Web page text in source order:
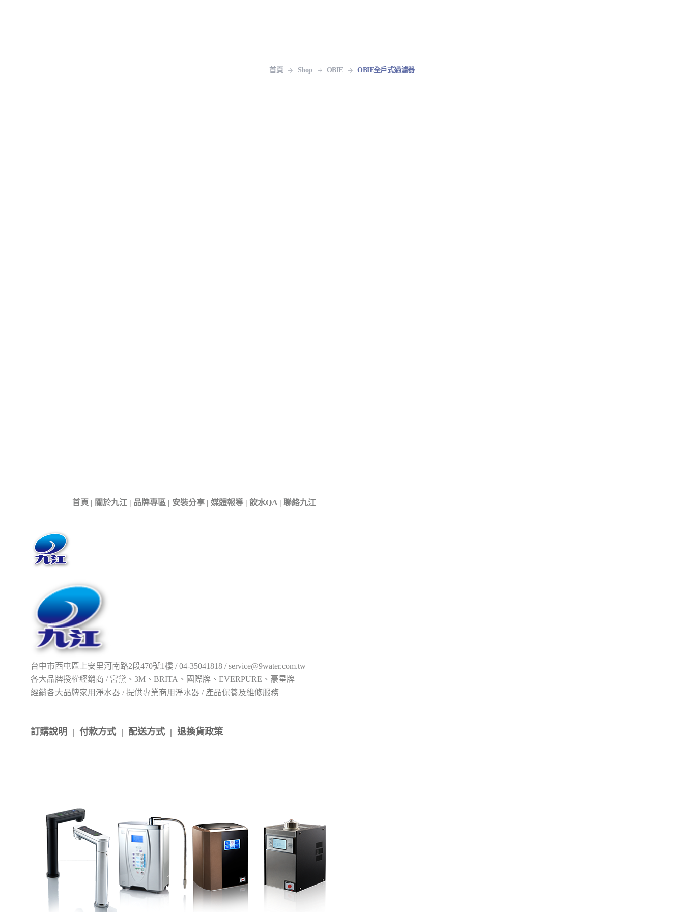
首頁 Shop OBIE OBIE全戶式過濾器
首頁 | 關於九江 | 品牌專區 | 安裝分享 | 媒體報導 | 飲水QA | 聯絡九江
台中市西屯區上安里河南路2段470號1樓 /04-35041818 /service@9water.com.tw
各大品牌授權經銷商 / 宮黛、3M、BRITA、國際牌、EVERPURE、豪星牌
經銷各大品牌家用淨水器 / 提供專業商用淨水器 / 產品保養及維修服務
訂購說明 | 付款方式 | 配送方式 | 退換貨政策